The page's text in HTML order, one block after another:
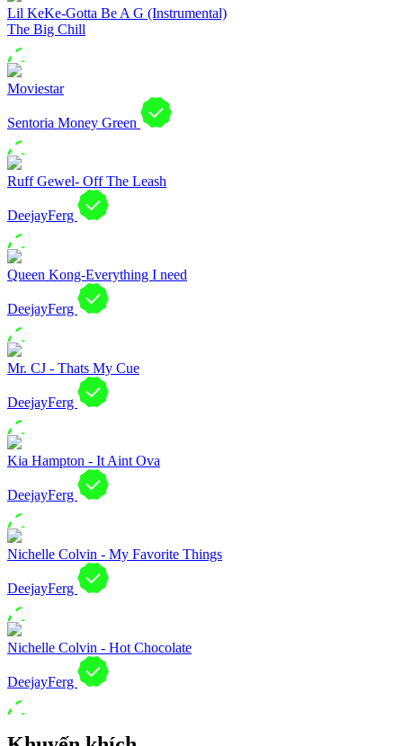
Lil KeKe-Gotta Be A G (Instrumental)
The Big Chill
Moviestar
Sentoria Money Green
Ruff Gewel- Off The Leash
DeejayFerg
Queen Kong-Everything I need
DeejayFerg
Mr. CJ - Thats My Cue
DeejayFerg
Kia Hampton - It Aint Ova
DeejayFerg
Nichelle Colvin - My Favorite Things
DeejayFerg
Nichelle Colvin - Hot Chocolate
DeejayFerg